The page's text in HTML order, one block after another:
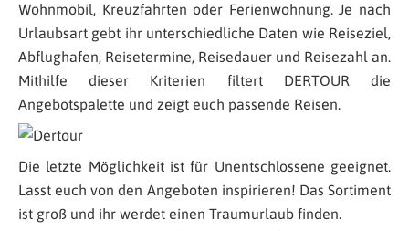
Wohnmobil, Kreuzfahrten oder Ferienwohnung. Je nach
Urlaubsart gebt ihr unterschiedliche Daten wie Reiseziel,
Abflughafen, Reisetermine, Reisedauer und Reisezahl an.
Mithilfe dieser Kriterien filtert DERTOUR die
Angebotspalette und zeigt euch passende Reisen.
Die letzte Möglichkeit ist für Unentschlossene geeignet.
Lasst euch von den Angeboten inspirieren! Das Sortiment
ist groß und ihr werdet einen Traumurlaub finden.